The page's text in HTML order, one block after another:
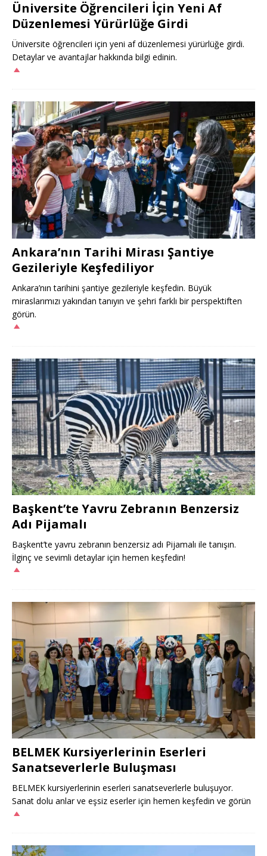
Üniversite Öğrencileri İçin Yeni Af
Düzenlemesi Yürürlüğe Girdi
Üniversite öğrencileri için yeni af düzenlemesi yürürlüğe girdi.
Detaylar ve avantajlar hakkında bilgi edinin.
Ankara’nın Tarihi Mirası Şantiye
Gezileriyle Keşfediliyor
Ankara’nın tarihini şantiye gezileriyle keşfedin. Büyük
miraslarımızı yakından tanıyın ve şehri farklı bir perspektiften
görün.
Başkent’te Yavru Zebranın Benzersiz
Adı Pijamalı
Başkent’te yavru zebranın benzersiz adı Pijamalı ile tanışın.
İlginç ve sevimli detaylar için hemen keşfedin!
BELMEK Kursiyerlerinin Eserleri
Sanatseverlerle Buluşması
BELMEK kursiyerlerinin eserleri sanatseverlerle buluşuyor.
Sanat dolu anlar ve eşsiz eserler için hemen keşfedin ve görün